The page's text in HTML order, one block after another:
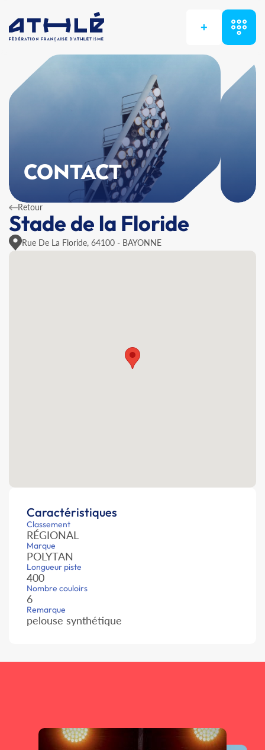
+
CONTACT
Retour
Stade de la Floride
Rue De La Floride, 64100 - BAYONNE
Caractéristiques
Classement
RÉGIONAL
Marque
POLYTAN
Longueur piste
400
Nombre couloirs
6
Remarque
pelouse synthétique